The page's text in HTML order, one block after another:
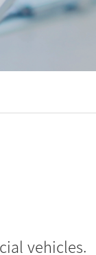
vehicles.